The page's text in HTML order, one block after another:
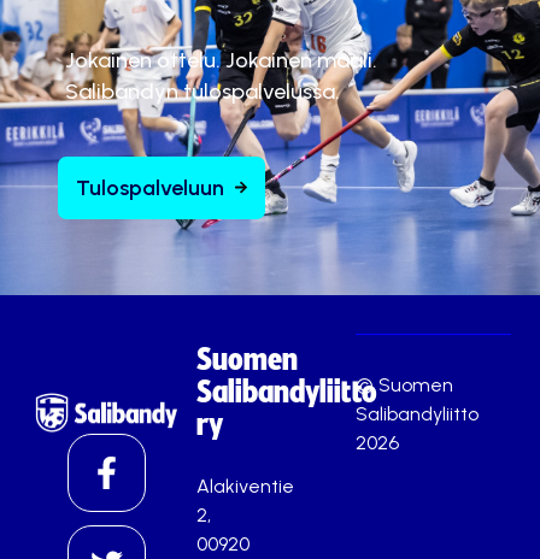
Jokainen ottelu. Jokainen maali.
Salibandyn tulospalvelussa.
Tulospalveluun
Suomen
Salibandyliitto
ry
Alakiventie
2,
00920
© Suomen
Salibandyliitto
2026